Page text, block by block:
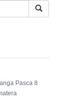
Pasca 8